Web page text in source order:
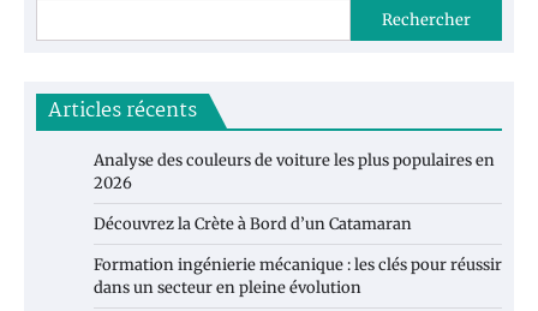
Rechercher
Articles récents
Analyse des couleurs de voiture les plus populaires en
2026
Découvrez la Crète à Bord d’un Catamaran
Formation ingénierie mécanique : les clés pour réussir
dans un secteur en pleine évolution